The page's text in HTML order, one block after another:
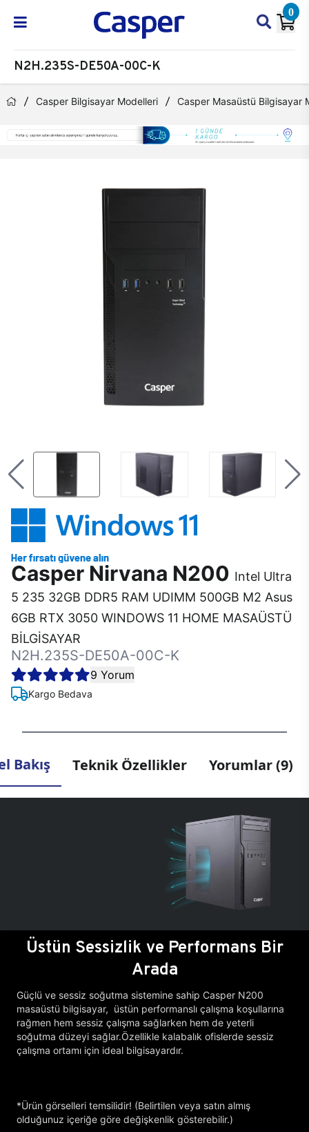
0
N2H.235S-DE50A-00C-K
Casper Bilgisayar Modelleri Casper Masaüstü Bilgisayar
Casper Nirvana N200 Intel Ultra
5 235 32GB DDR5 RAM UDIMM 500GB M2 Asus
6GB RTX 3050 WINDOWS 11 HOME MASAÜSTÜ
BİLGİSAYAR
N2H.235S-DE50A-00C-K
9 Yorum
Kargo Bedava
Bakış Teknik Özellikler Yorumlar (9)
Üstün Sessizlik ve Performans Bir
Arada
Güçlü ve sessiz soğutma sistemine sahip Casper N200
masaüstü bilgisayar, üstün performanslı çalışma koşullarına
rağmen hem sessiz çalışma sağlarken hem de yeterli
soğutma düzeyi sağlar.Özellikle kalabalık ofislerde sessiz
çalışma ortamı için ideal bilgisayardır.
*Ürün görselleri temsilidir! (Belirtilen veya satın almış
olduğunuz içeriğe göre değişkenlik gösterebilir.)